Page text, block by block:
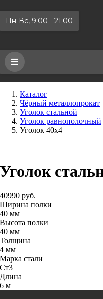
Пн-Вс, 9:00 - 21:00
Каталог
Чёрный металлопрокат
Уголок стальной
Уголок равнополочный
Уголок 40х4
Уголок
40990 руб.
Ширина полки
40 мм
Высота полки
40 мм
Толщина
4 мм
Марка стали
Ст3
Длина
6 м